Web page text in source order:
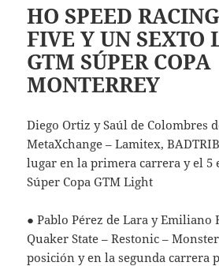
HO SPEED
FIVE Y UN SEXTO
GTM SÚPER COPA
MONTERREY
Diego Ortiz y Saúl de Colombres
MetaXchange – Lamitex,
lugar en la primera carrera y el 5
Súper Copa GTM Light
● Pablo Pérez de Lara y Emiliano
Quaker State – Restonic –
posición y en la segunda carrera